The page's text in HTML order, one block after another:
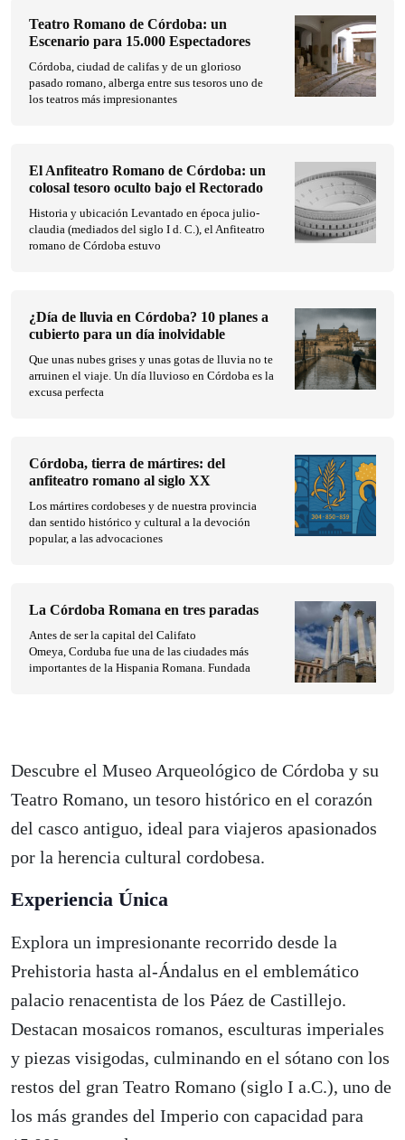
Descubre el Museo Arqueológico de Córdoba y su
Teatro Romano, un tesoro histórico en el corazón
del casco antiguo, ideal para viajeros apasionados
por la herencia cultural cordobesa.
Experiencia Única
Explora un impresionante recorrido desde la
Prehistoria hasta al-Ándalus en el emblemático
palacio renacentista de los Páez de Castillejo.
Destacan mosaicos romanos, esculturas imperiales
y piezas visigodas, culminando en el sótano con los
restos del gran Teatro Romano (siglo I a.C.), uno de
los más grandes del Imperio con capacidad para
Teatro Romano de Córdoba: un
Escenario para 15.000 Espectadores
Córdoba, ciudad de califas y de un glorioso
pasado romano, alberga entre sus tesoros uno de
los teatros más impresionantes
El Anfiteatro Romano de Córdoba: un
colosal tesoro oculto bajo el Rectorado
Historia y ubicación Levantado en época julio-
claudia (mediados del siglo I d. C.), el Anfiteatro
romano de Córdoba estuvo
¿Día de lluvia en Córdoba? 10 planes a
cubierto para un día inolvidable
Que unas nubes grises y unas gotas de lluvia no te
arruinen el viaje. Un día lluvioso en Córdoba es la
excusa perfecta
Córdoba, tierra de mártires: del
anfiteatro romano al siglo XX
Los mártires cordobeses y de nuestra provincia
dan sentido histórico y cultural a la devoción
popular, a las advocaciones
La Córdoba Romana en tres paradas
Antes de ser la capital del Califato
Omeya, Corduba fue una de las ciudades más
importantes de la Hispania Romana. Fundada